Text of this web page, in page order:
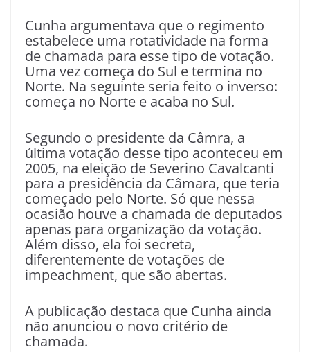
Cunha argumentava que o regimento
estabelece uma rotatividade na forma
de chamada para esse tipo de votação.
Uma vez começa do Sul e termina no
Norte. Na seguinte seria feito o inverso:
começa no Norte e acaba no Sul.
Segundo o presidente da Câmra, a
última votação desse tipo aconteceu em
2005, na eleição de Severino Cavalcanti
para a presidência da Câmara, que teria
começado pelo Norte. Só que nessa
ocasião houve a chamada de deputados
apenas para organização da votação.
Além disso, ela foi secreta,
diferentemente de votações de
impeachment, que são abertas.
A publicação destaca que Cunha ainda
não anunciou o novo critério de
chamada.